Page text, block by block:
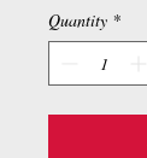
Quantity *